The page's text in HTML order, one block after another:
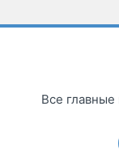
Все